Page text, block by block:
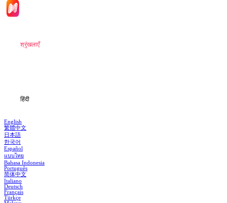
श्रृंखलाएँ
हिंदी
English
繁體中文
日本語
한국어
Español
แบบไทย
Bahasa Indonesia
Português
简体中文
Italiano
Deutsch
Français
Türkçe